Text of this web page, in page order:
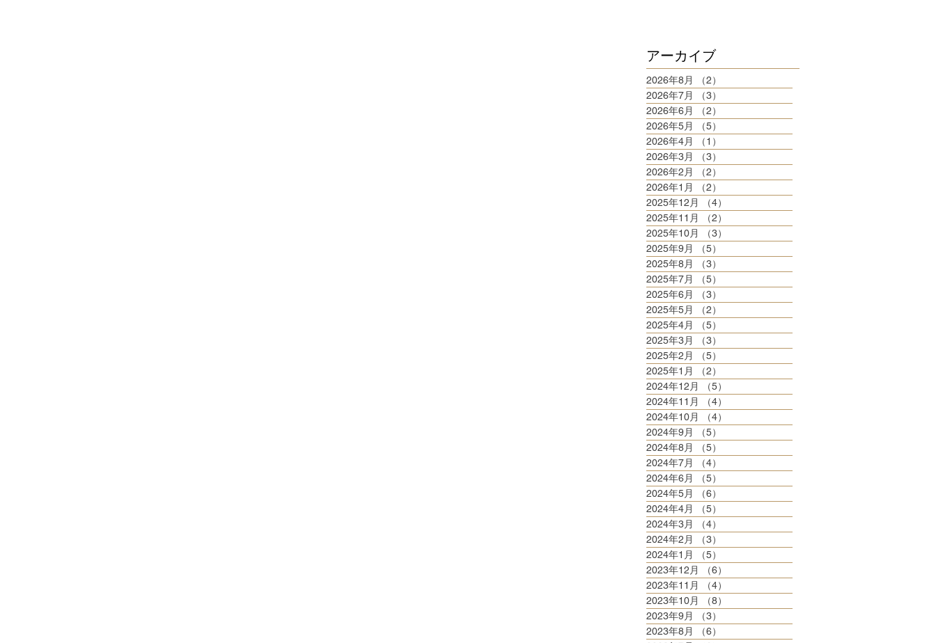
アーカイブ
2026年8月 （2）
2026年7月
（3）
2026年6月
（2）
2026年5月
（5）
2026年4月
（1）
2026年3月
（3）
2026年2月
（2）
2026年1月
（2）
2025年12月
（4）
2025年11月
（2）
2025年10月
（3）
2025年9月
（5）
2025年8月
（3）
2025年7月
（5）
2025年6月
（3）
2025年5月
（2）
2025年4月
（5）
2025年3月
（3）
2025年2月
（5）
2025年1月
（2）
2024年12月
（5）
2024年11月
（4）
2024年10月
（4）
2024年9月
（5）
2024年8月
（5）
2024年7月
（4）
2024年6月
（5）
2024年5月
（6）
2024年4月
（5）
2024年3月
（4）
2024年2月
（3）
2024年1月
（5）
2023年12月
（6）
2023年11月
（4）
2023年10月
（8）
2023年9月
（3）
2023年8月
（6）